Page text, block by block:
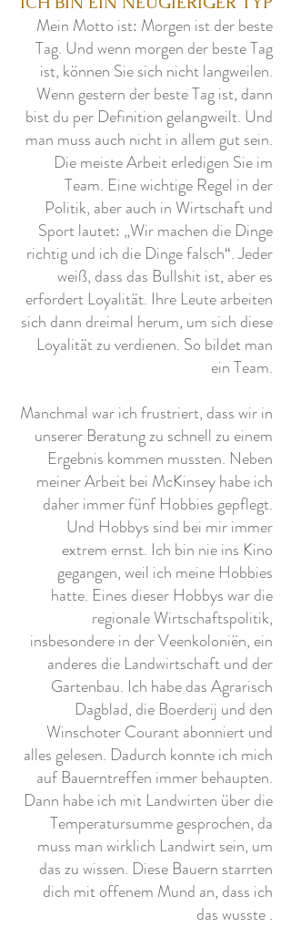
Mein Motto ist: Morgen ist der beste
Tag. Und wenn morgen der beste Tag
ist, können Sie sich nicht langweilen.
Wenn gestern der beste Tag ist, dann
bist du per Definition gelangweilt. Und
man muss auch nicht in allem gut sein.
Die meiste Arbeit erledigen Sie im
Team. Eine wichtige Regel in der
Politik, aber auch in Wirtschaft und
Sport lautet: „Wir machen die Dinge
richtig und ich die Dinge falsch“. Jeder
weiß, dass das Bullshit ist, aber es
erfordert Loyalität. Ihre Leute arbeiten
sich dann dreimal herum, um sich diese
Loyalität zu verdienen. So bildet man
ein Team.
Manchmal war ich frustriert, dass wir in
unserer Beratung zu schnell zu einem
Ergebnis kommen mussten. Neben
meiner Arbeit bei McKinsey habe ich
daher immer fünf Hobbies gepflegt.
Und Hobbys sind bei mir immer
extrem ernst. Ich bin nie ins Kino
gegangen, weil ich meine Hobbies
hatte. Eines dieser Hobbys war die
regionale Wirtschaftspolitik,
insbesondere in der Veenkoloniën, ein
anderes die Landwirtschaft und der
Gartenbau. Ich habe das Agrarisch
Dagblad, die Boerderij und den
Winschoter Courant abonniert und
alles gelesen. Dadurch konnte ich mich
auf Bauerntreffen immer behaupten.
Dann habe ich mit Landwirten über die
Temperatursumme gesprochen, da
muss man wirklich Landwirt sein, um
das zu wissen. Diese Bauern starrten
dich mit offenem Mund an, dass ich
das wusste.